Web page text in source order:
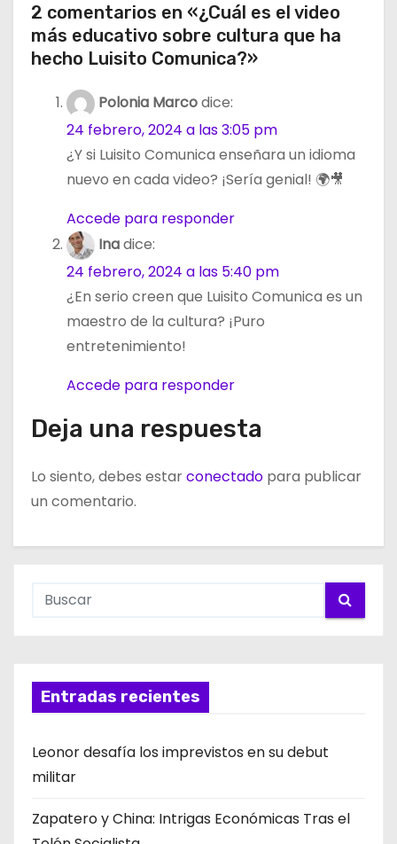
2 comentarios en «¿Cuál es el video
más educativo sobre cultura que ha
hecho Luisito Comunica?»
Polonia Marcodice:
24 febrero, 2024 a las 3:05 pm
¿Y si Luisito Comunica enseñara un idioma
nuevo en cada video? ¡Sería genial! 🌍🎥
Accede para responder
Inadice:
24 febrero, 2024 a las 5:40 pm
¿En serio creen que Luisito Comunica es un
maestro de la cultura? ¡Puro
entretenimiento!
Accede para responder
Deja una respuesta
Lo siento, debes estarconectado para publicar
un comentario.
Entradas recientes
Leonor desafía los imprevistos en su debut
militar
Zapatero y China: Intrigas Económicas Tras el